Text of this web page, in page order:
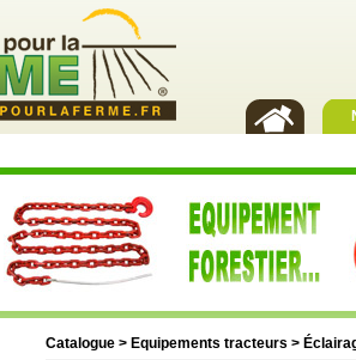
Catalogue > Equipements tracteurs >